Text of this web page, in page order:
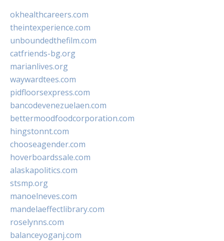
okhealthcareers.com
theintexperience.com
unboundedthefilm.com
catfriends-bg.org
marianlives.org
waywardtees.com
pidfloorsexpress.com
bancodevenezuelaen.com
bettermoodfoodcorporation.com
hingstonnt.com
chooseagender.com
hoverboardssale.com
alaskapolitics.com
stsmp.org
manoelneves.com
mandelaeffectlibrary.com
roselynns.com
balanceyoganj.com